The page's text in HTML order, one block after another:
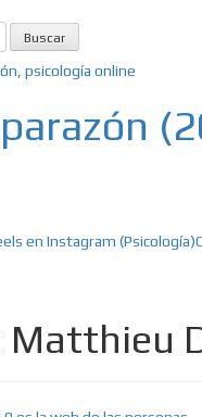
en Instagram (Psicología)
Matthieu